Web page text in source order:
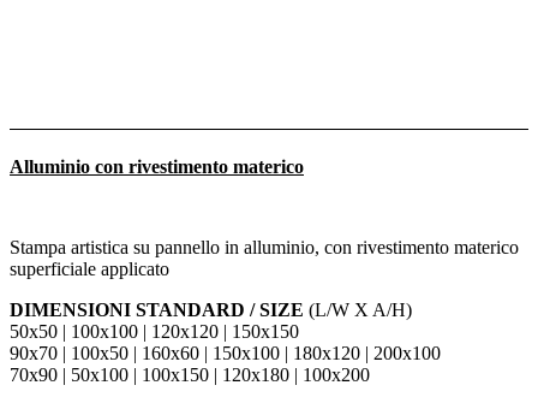
Alluminio con rivestimento materico
Stampa artistica su pannello in alluminio, con rivestimento materico
superficiale applicato
DIMENSIONI STANDARD / SIZE (L/W X A/H)
50x50 | 100x100 | 120x120 | 150x150
90x70 | 100x50 | 160x60 | 150x100 | 180x120 | 200x100
70x90 | 50x100 | 100x150 | 120x180 | 100x200